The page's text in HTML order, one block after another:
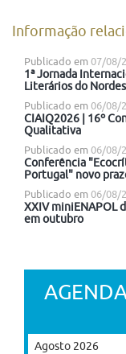
Informação
Publicado em 07/08/
1ª Jornada
Literários do
Publicado em 06/08/
CIAIQ2026 | 16º
Qualitativa
Publicado em 06/08/
Conferência
Portugal" novo
Publicado em 06/08/
XXIV miniENAPOL
em outubro
Agosto 2026